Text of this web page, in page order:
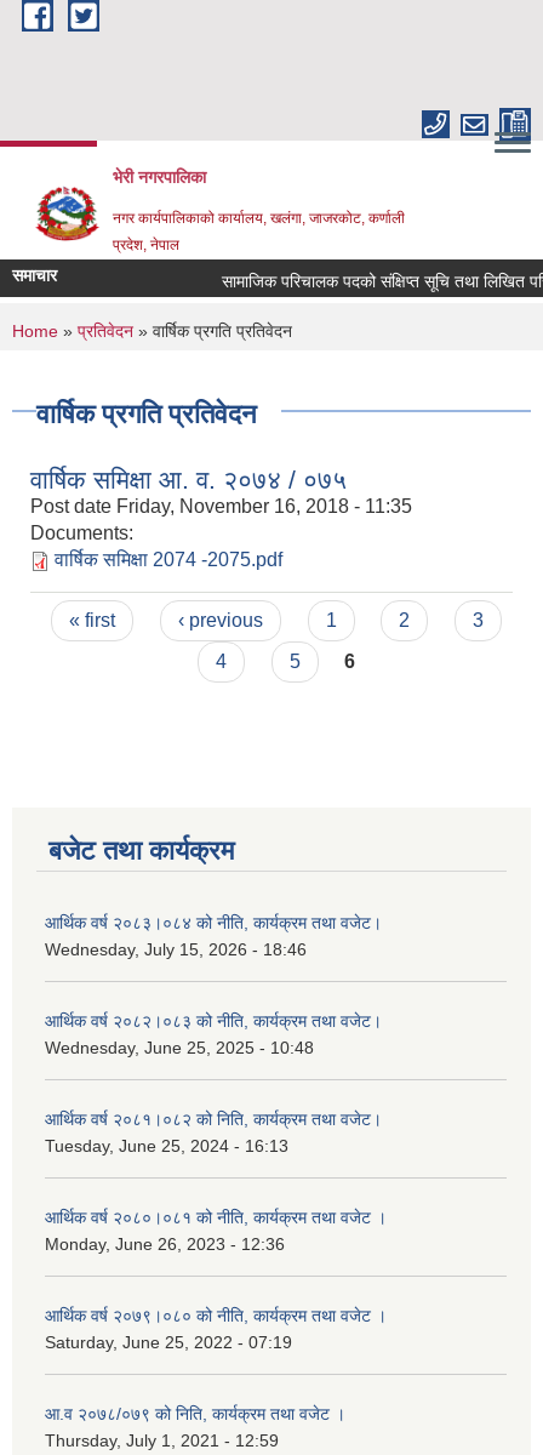
Skip to main content
भेरी नगरपालिका
नगर कार्यपालिकाको कार्यालय, खलंगा, जाजरकोट, कर्णाली
प्रदेश, नेपाल
समाचार सामाजिक परिचालक पदको संक्षिप्त सूचि तथा लिखित
You are here
Home » प्रतिवेदन » वार्षिक प्रगति प्रतिवेदन
वार्षिक प्रगति प्रतिवेदन
वार्षिक समिक्षा आ. व. २०७४ / ०७५
Post date Friday, November 16, 2018 - 11:35
Documents:
वार्षिक समिक्षा 2074 -2075.pdf
Pages
« first ‹ previous 1 2
3
4
5 6
बजेट तथा कार्यक्रम
आर्थिक वर्ष २०८३।०८४ को नीति, कार्यक्रम तथा वजेट।
Wednesday, July 15, 2026 - 18:46
आर्थिक वर्ष २०८२।०८३ को नीति, कार्यक्रम तथा वजेट।
Wednesday, June 25, 2025 - 10:48
आर्थिक वर्ष २०८१।०८२ को निति, कार्यक्रम तथा वजेट।
Tuesday, June 25, 2024 - 16:13
आर्थिक वर्ष २०८०।०८१ को नीति, कार्यक्रम तथा वजेट ।
Monday, June 26, 2023 - 12:36
आर्थिक वर्ष २०७९।०८० को नीति, कार्यक्रम तथा वजेट ।
Saturday, June 25, 2022 - 07:19
आ.व २०७८/०७९ को निति, कार्यक्रम तथा वजेट ।
Thursday, July 1, 2021 - 12:59